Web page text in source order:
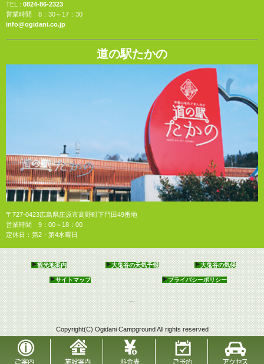
TEL : 0824-86-2323
営業時間 8：30～17：30
info@ogidani.co.jp
道の駅たかの
〒727-0423広島県庄原市高野町下門田49番地
営業時間 9：00～18：00
定休日：第2・第4水曜日
観光地案内 大鬼谷の天気予報 大鬼谷の気候
サイトマップ プライバシーポリシー
Copyright(C) Ogidani Campground All rights reserved